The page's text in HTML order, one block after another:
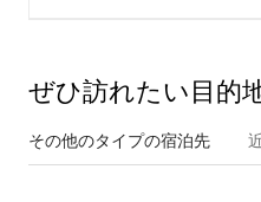
ぜひ訪⁠れ⁠た⁠い目⁠的⁠
その他のタ⁠イ⁠プ⁠の宿⁠泊⁠先